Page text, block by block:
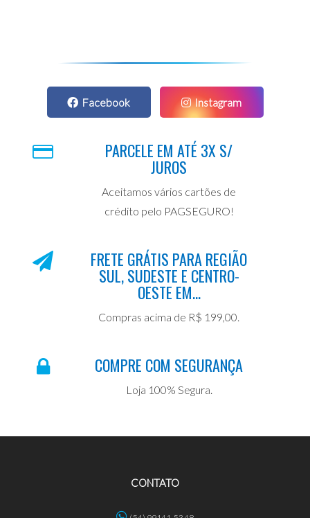
Facebook Instagram
PARCELE EM ATÉ 3X S/
JUROS
Aceitamos vários cartões de
crédito pelo PAGSEGURO!
FRETE GRÁTIS PARA REGIÃO
SUL, SUDESTE E CENTRO-
OESTE EM...
Compras acima de R$ 199,00.
COMPRE COM SEGURANÇA
Loja 100% Segura.
CONTATO